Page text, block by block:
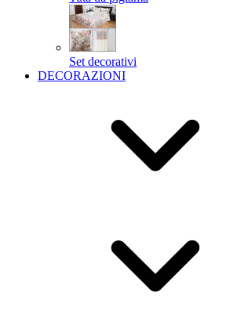
Set decorativi
DECORAZIONI